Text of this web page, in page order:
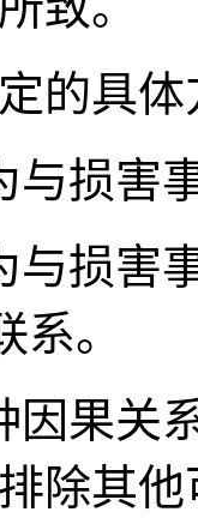
具体
损害
损害事
。
果关系
除其